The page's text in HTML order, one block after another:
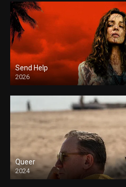
Send Help
2026
Queer
2024